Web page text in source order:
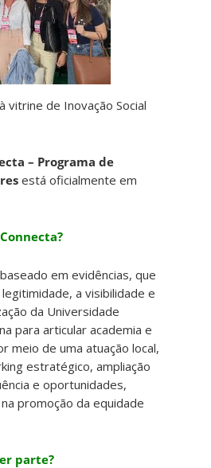
vitrine de Inovação Social
– Programa de
está oficialmente em
baseado em evidências, que
legitimidade, avisibilidadee
da Universidade
paraarticular academia e
meio de umaatuação local,
estratégico, ampliação
eoportunidades,
na promoção daequidade
parte?